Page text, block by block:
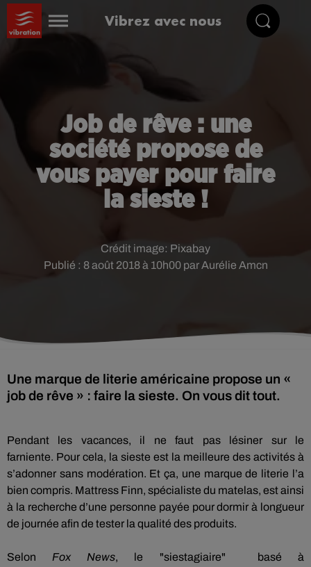
Vibrez avec nous
Job de rêve : une
société propose de
vous payer pour faire
la sieste !
Publié : 8 août 2018 à 10h00 par Aurélie Amcn
Crédit image: Pixabay
Une marque de literie américaine propose un «
job de rêve » : faire la sieste. On vous dit tout.
Pendant les vacances, il ne faut pas lésiner sur le
farniente. Pour cela, la sieste est la meilleure des activités à
s’adonner sans modération. Et ça, une marque de literie l’a
bien compris. Mattress Finn, spécialiste du matelas, est ainsi
à la recherche d’une personne payée pour dormir à longueur
de journée afin de tester la qualité des produits.
Selon Fox News, le "siestagiaire" basé à